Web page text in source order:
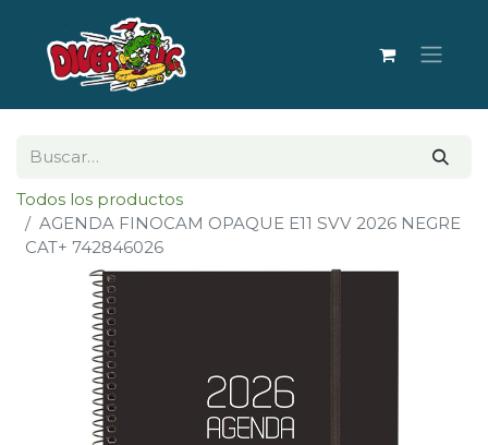
Todos los productos
AGENDA FINOCAM OPAQUE E11 SVV 2026 NEGRE
CAT+ 742846026